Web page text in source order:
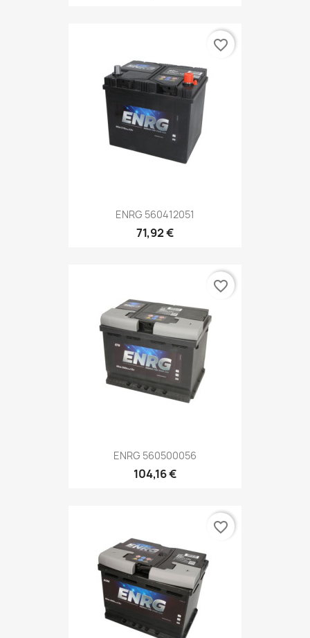
ENRG 560412051
71,92 €
favorite_border
ENRG 560500056
104,16 €
favorite_border
favorite_border